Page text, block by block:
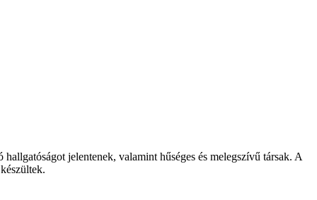
jelentenek, valamint hűséges és melegszívű társak. A